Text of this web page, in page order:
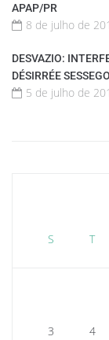
APAP/PR
8 de julho de
DESVAZIO:
DÉSIRRÉE
5 de julho de
S T
3 4